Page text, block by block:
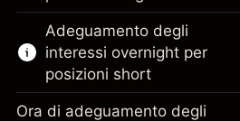
CFD
Adeguamento degli
interessi overnight per
posizioni short
Ora di adeguamento degli